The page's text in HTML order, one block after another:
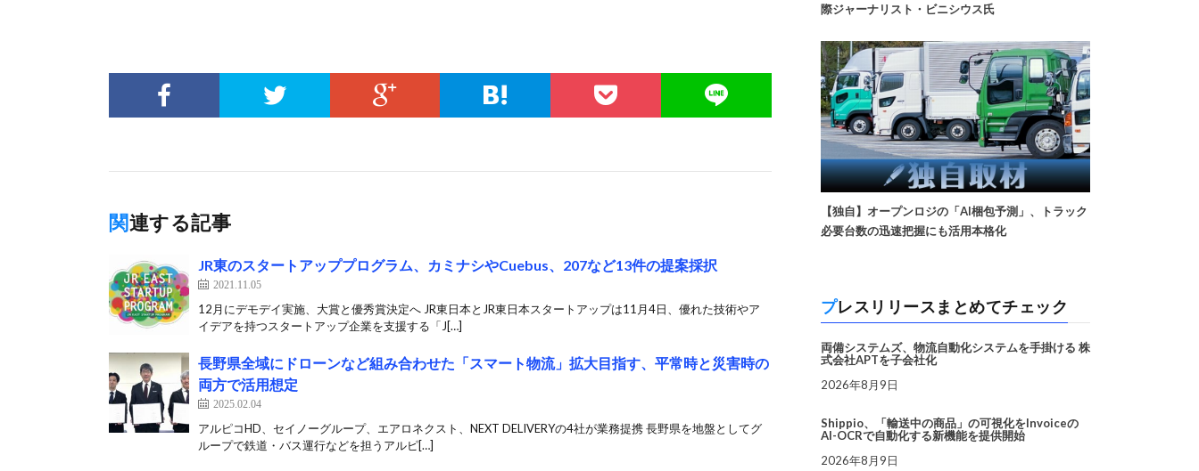
関連する記事
JR東のスタートアッププログラム、カミナシやCuebus、207など13件の提案採択
2021.11.05
12月にデモデイ実施、大賞と優秀賞決定へ JR東日本とJR東日本スタートアップは11月4日、優れた技術やア
イデアを持つスタートアップ企業を支援する「J[…]
長野県全域にドローンなど組み合わせた「スマート物流」拡大目指す、平常時と災害時の
両方で活用想定
2025.02.04
アルピコHD、セイノーグループ、エアロネクスト、NEXT DELIVERYの4社が業務提携 長野県を地盤としてグ
ループで鉄道・バス運行などを担うアルピ[…]
際ジャーナリスト・ビニシウス氏
【独自】オープンロジの「AI梱包予測」、トラック
必要台数の迅速把握にも活用本格化
プレスリリースまとめてチェック
両備システムズ、物流自動化システムを手掛ける 株
式会社APTを子会社化
2026年8月9日
Shippio、「輸送中の商品」の可視化をInvoiceの
AI-OCRで自動化する新機能を提供開始
2026年8月9日